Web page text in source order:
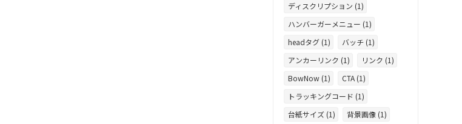
ディスクリプション (1)
ハンバーガーメニュー (1)
headタグ (1)
バッチ (1)
アンカーリンク (1)
リンク (1)
BowNow (1)
CTA (1)
トラッキングコード (1)
台紙サイズ (1)
背景画像 (1)